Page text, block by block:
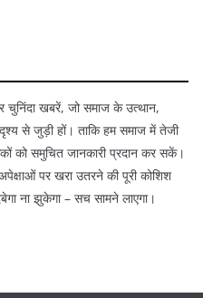
चुनिंदा खबरें, जो समाज के उत्थान,
से जुड़ी हों। ताकि हम समाज में तेजी
को समुचित जानकारी प्रदान कर सकें।
पर खरा उतरने की पूरी कोशिश
ना झुकेगा – सच सामने लाएगा।